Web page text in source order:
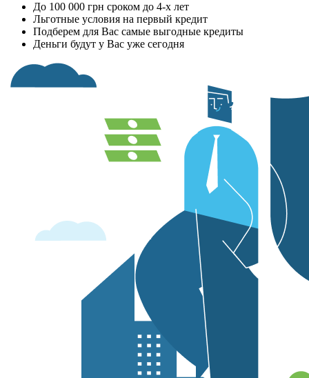
До 100 000 грн сроком до 4-х лет
Льготные условия на первый кредит
Подберем для Вас самые выгодные кредиты
Деньги будут у Вас уже сегодня